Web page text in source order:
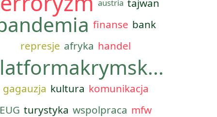
austria tajwan
finanse bank
represje afryka handel
gagauzja kultura komunikacja
EUG turystyka wspolpraca mfw